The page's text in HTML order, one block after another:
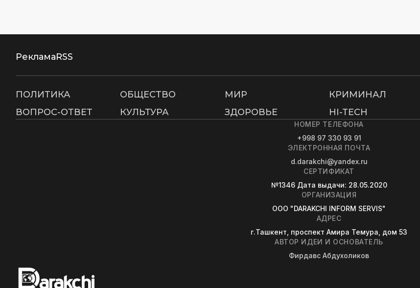
РекламаRSS
ПОЛИТИКА ОБЩЕСТВО МИР КРИМИНАЛ
ВОПРОС-ОТВЕТ
КУЛЬТУРА ЗДОРОВЬЕ HI-TECH
НОМЕР ТЕЛЕФОНА
+998 97 330 93 91
ЭЛЕКТРОННАЯ ПОЧТА
d.darakchi@yandex.ru
СЕРТИФИКАТ
№1346 Дата выдачи: 28.05.2020
ОРГАНИЗАЦИЯ
OOO "DARAKCHI INFORM SERVIS"
АДРЕС
г.Ташкент, проспект Амира Темура, дом 53
АВТОР ИДЕИ И ОСНОВАТЕЛЬ
Фирдавс Абдухоликов